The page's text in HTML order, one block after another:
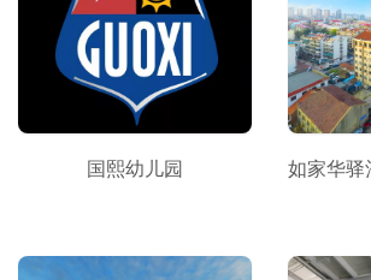
国熙幼儿园